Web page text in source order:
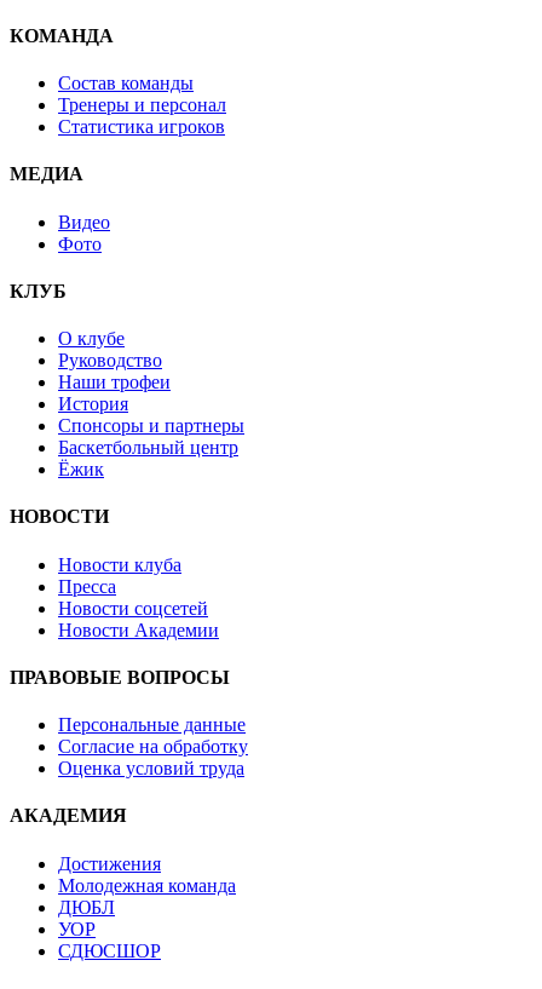
КОМАНДА
Состав команды
Тренеры и персонал
Статистика игроков
МЕДИА
Видео
Фото
КЛУБ
О клубе
Руководство
Наши трофеи
История
Спонсоры и партнеры
Баскетбольный центр
Ёжик
НОВОСТИ
Новости клуба
Пресса
Новости соцсетей
Новости Академии
ПРАВОВЫЕ ВОПРОСЫ
Персональные данные
Согласие на обработку
Оценка условий труда
АКАДЕМИЯ
Достижения
Молодежная команда
ДЮБЛ
УОР
СДЮСШОР